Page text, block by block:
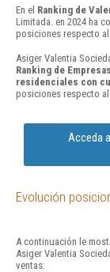
En el Ranking de
Limitada. en 2024 ha
posiciones respecto al
Asiger Valentia
Ranking de
residenciales con
posiciones respecto al
Acceda
Evolución
A continuación le
Asiger Valentia
ventas: